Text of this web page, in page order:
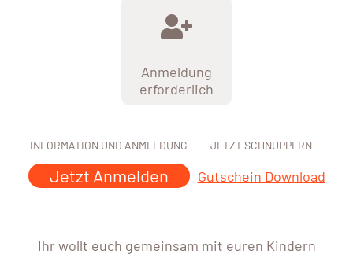
Anmeldung
erforderlich
INFORMATION UND ANMELDUNG
Jetzt Anmelden
JETZT SCHNUPPERN
Gutschein Download
Ihr wollt euch gemeinsam mit euren Kindern